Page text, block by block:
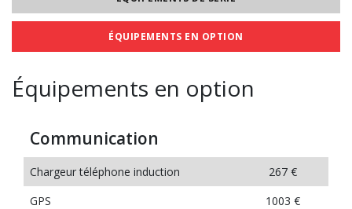
ÉQUIPEMENTS EN OPTION
Équipements en option
Communication
Chargeur téléphone induction
267 €
GPS
1003 €